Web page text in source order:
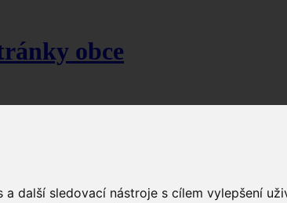
další sledovací nástroje s cílem vylepšení
obce